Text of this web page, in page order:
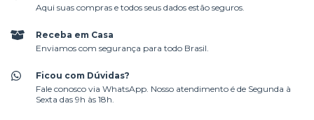
Aqui suas compras e todos seus dados estão seguros.
Receba em Casa
Enviamos com segurança para todo Brasil.
Ficou com Dúvidas?
Fale conosco via WhatsApp. Nosso atendimento é de Segunda à
Sexta das 9h às 18h.